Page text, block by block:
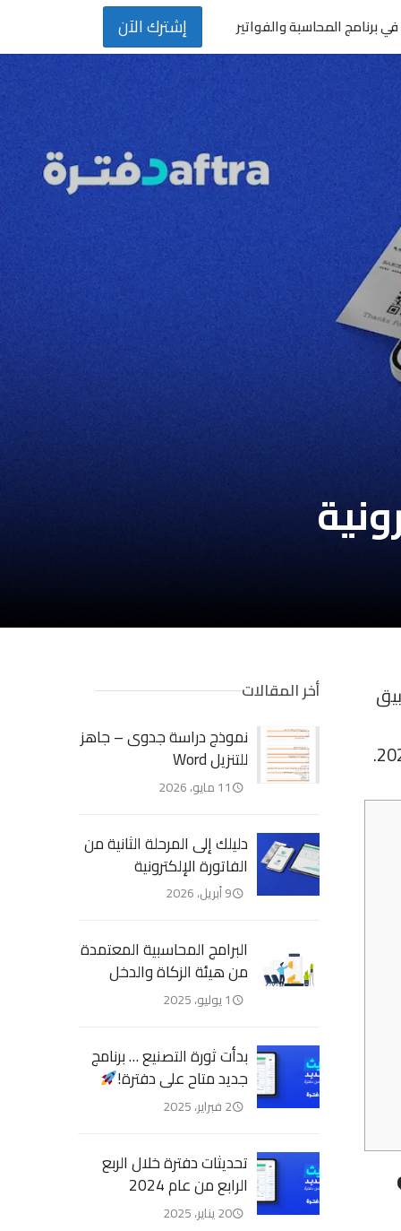
برنامج المحاسبة والفواتير إشترك الآن
أخر المقالات
نموذج دراسة جدوى – جاهز
للتنزيل Word
11 مايو، 2026
دليلك إلى المرحلة الثانية من
الفاتورة الإلكترونية
9 أبريل، 2026
البرامج المحاسبية المعتمدة
من هيئة الزكاة والدخل
1 يوليو، 2025
بدأت ثورة التصنيع … برنامج
جديد متاح على دفترة!
2 فبراير، 2025
تحديثات دفترة خلال الربع
الرابع من عام 2024
20 يناير، 2025